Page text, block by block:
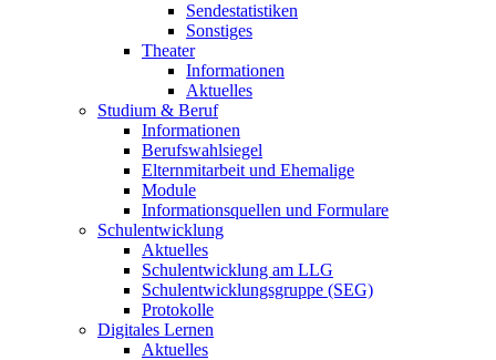
Sendestatistiken
Sonstiges
Theater
Informationen
Aktuelles
Studium & Beruf
Informationen
Berufswahlsiegel
Elternmitarbeit und Ehemalige
Module
Informationsquellen und Formulare
Schulentwicklung
Aktuelles
Schulentwicklung am LLG
Schulentwicklungsgruppe (SEG)
Protokolle
Digitales Lernen
Aktuelles